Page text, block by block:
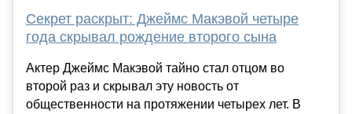
Секрет раскрыт: Джеймс Макэвой четыре
года скрывал рождение второго сына
Актер Джеймс Макэвой тайно стал отцом во
второй раз и скрывал эту новость от
общественности на протяжении четырех лет. В